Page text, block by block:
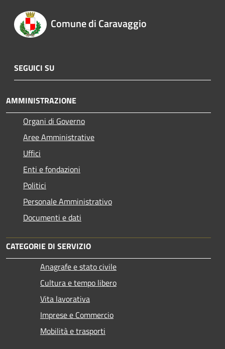
Comune di Caravaggio
SEGUICI SU
AMMINISTRAZIONE
Organi di Governo
Aree Amministrative
Uffici
Enti e fondazioni
Politici
Personale Amministrativo
Documenti e dati
CATEGORIE DI SERVIZIO
Anagrafe e stato civile
Cultura e tempo libero
Vita lavorativa
Imprese e Commercio
Mobilità e trasporti